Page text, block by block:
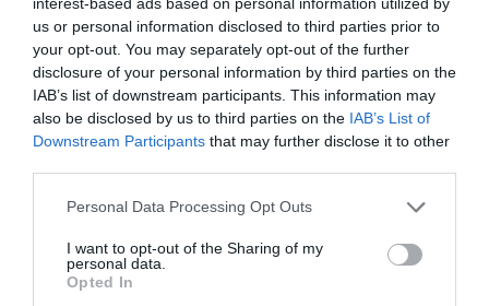
us or personal information disclosed to third parties prior to
your opt-out. You may separately opt-out of the further
disclosure of your personal information by third parties on the
IAB’s list of downstream participants. This information may
also be disclosed by us to third parties on the IAB’s List of
Downstream Participants that may further disclose it to other
Please note that this website/app uses one or more Google
not limited to your visit or usage behaviour. You may click to
grant or deny consent to Google and its third-party tags to
use your data for below specified purposes in below Google
Personal Data Processing Opt Outs
I want to opt-out of the Sharing of my
personal data.
Opted In
previous post
Khalid Chaouki, chi è costui?
next post
“Vi racconto la movida romana vista dal di dentro”